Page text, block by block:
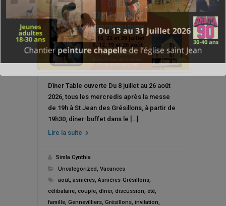
Dîner Table ouverte Du 8 juillet au 26 août
2026, tous les mercredis après la messe
de 19h à St Jean des Grésillons, à partir de
19h30, dîner-buffet dans le […]
Lire la suite
Simla Cynthia
Uncategorized Vacances
août, asnières, Asnières-Grésillons,
célibataire, couple, dîner, discussion été,
famille, Gennevilliers, Grésillons, invitation